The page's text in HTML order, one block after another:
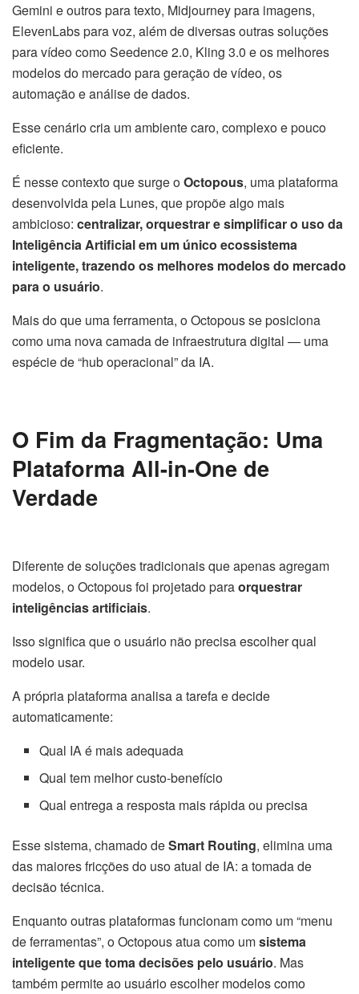
Gemini e outros para texto, Midjourney para imagens,
ElevenLabs para voz, além de diversas outras soluções
para vídeo como Seedence 2.0, Kling 3.0 e os melhores
modelos do mercado para geração de vídeo, os
automação e análise de dados.
Esse cenário cria um ambiente caro, complexo e pouco
eficiente.
É nesse contexto que surge oOctopous, uma plataforma
desenvolvida pela Lunes, que propõe algo mais
ambicioso: centralizar, orquestrar e simplificar o uso da
Inteligência Artificial em um único ecossistema
inteligente, trazendo os melhores modelos do mercado
para o usuário.
Mais do que uma ferramenta, o Octopous se posiciona
como uma nova camada de infraestrutura digital — uma
espécie de “hub operacional” da IA.
O Fim da Fragmentação: Uma
Plataforma All-in-One de
Verdade
Diferente de soluções tradicionais que apenas agregam
modelos, o Octopous foi projetado paraorquestrar
inteligências artificiais.
Isso significa que o usuário não precisa escolher qual
modelo usar.
A própria plataforma analisa a tarefa e decide
automaticamente:
Qual IA é mais adequada
Qual tem melhor custo-benefício
Qual entrega a resposta mais rápida ou precisa
Esse sistema, chamado deSmart Routing, elimina uma
das maiores fricções do uso atual de IA: a tomada de
decisão técnica.
Enquanto outras plataformas funcionam como um “menu
de ferramentas”, o Octopous atua como umsistema
inteligente que toma decisões pelo usuário. Mas
também permite ao usuário escolher modelos como